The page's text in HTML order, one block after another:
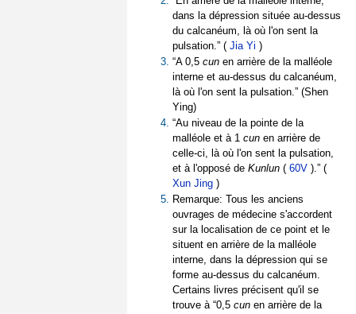
dans la dépression située au-dessus
du calcanéum, là où l'on sent la
pulsation.” ( Jia Yi )
“A 0,5 cunen arrière de la malléole
interne et au-dessus du calcanéum,
là où l'on sent la pulsation.” (Shen
Ying)
“Au niveau de la pointe de la
malléole et à 1 cunen arrière de
celle-ci, là où l'on sent la pulsation,
et à l'opposé de Kunlun( 60V).” (
Xun Jing)
Remarque: Tous les anciens
ouvrages de médecine s'accordent
sur la localisation de ce point et le
situent en arrière de la malléole
interne, dans la dépression qui se
forme au-dessus du calcanéum.
Certains livres précisent qu'il se
trouve à “0,5 cunen arrière de la